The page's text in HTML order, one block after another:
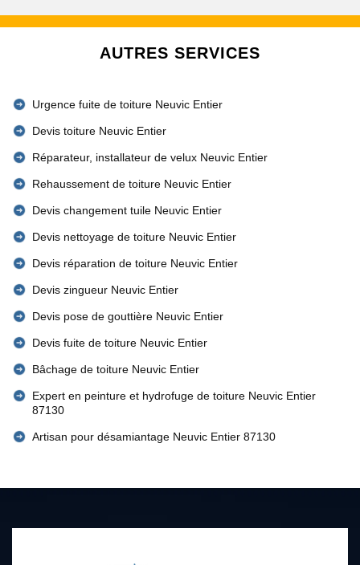
AUTRES SERVICES
Urgence fuite de toiture Neuvic Entier
Devis toiture Neuvic Entier
Réparateur, installateur de velux Neuvic Entier
Rehaussement de toiture Neuvic Entier
Devis changement tuile Neuvic Entier
Devis nettoyage de toiture Neuvic Entier
Devis réparation de toiture Neuvic Entier
Devis zingueur Neuvic Entier
Devis pose de gouttière Neuvic Entier
Devis fuite de toiture Neuvic Entier
Bâchage de toiture Neuvic Entier
Expert en peinture et hydrofuge de toiture Neuvic Entier
87130
Artisan pour désamiantage Neuvic Entier 87130